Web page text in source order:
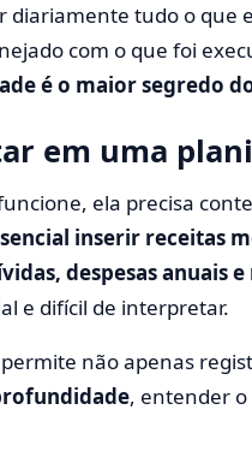
diariamente tudo o que
com o que foi
é o maior segredo
em uma
ela precisa
inserir receitas
despesas anuais
e difícil de interpretar.
não apenas
, entender o